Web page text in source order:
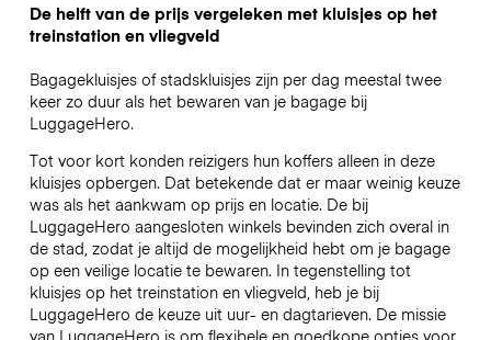
De helft van de prijs vergeleken met kluisjes op het
treinstation en vliegveld
Bagagekluisjes of stadskluisjes zijn per dag meestal twee
keer zo duur als het bewaren van je bagage bij
LuggageHero.
Tot voor kort konden reizigers hun koffers alleen in deze
kluisjes opbergen. Dat betekende dat er maar weinig keuze
was als het aankwam op prijs en locatie. De bij
LuggageHero aangesloten winkels bevinden zich overal in
de stad, zodat je altijd de mogelijkheid hebt om je bagage
op een veilige locatie te bewaren. In tegenstelling tot
kluisjes op het treinstation en vliegveld, heb je bij
LuggageHero de keuze uit uur- en dagtarieven. De missie